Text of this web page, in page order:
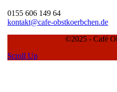
0155 606 149 64
kontakt@cafe-obstkoerbchen.de
©2025 - Café
Scroll Up